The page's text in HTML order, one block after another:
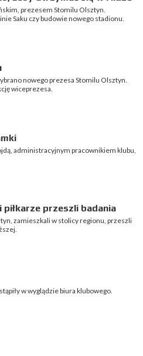
prezesem Stomilu Olsztyn.
Saku czy budowie nowego stadionu.
nowego prezesa Stomilu Olsztyn.
wiceprezesa.
administracyjnym pracownikiem klubu,
przeszli badania
zamieszkali w stolicy regionu, przeszli
w wyglądzie biura klubowego.